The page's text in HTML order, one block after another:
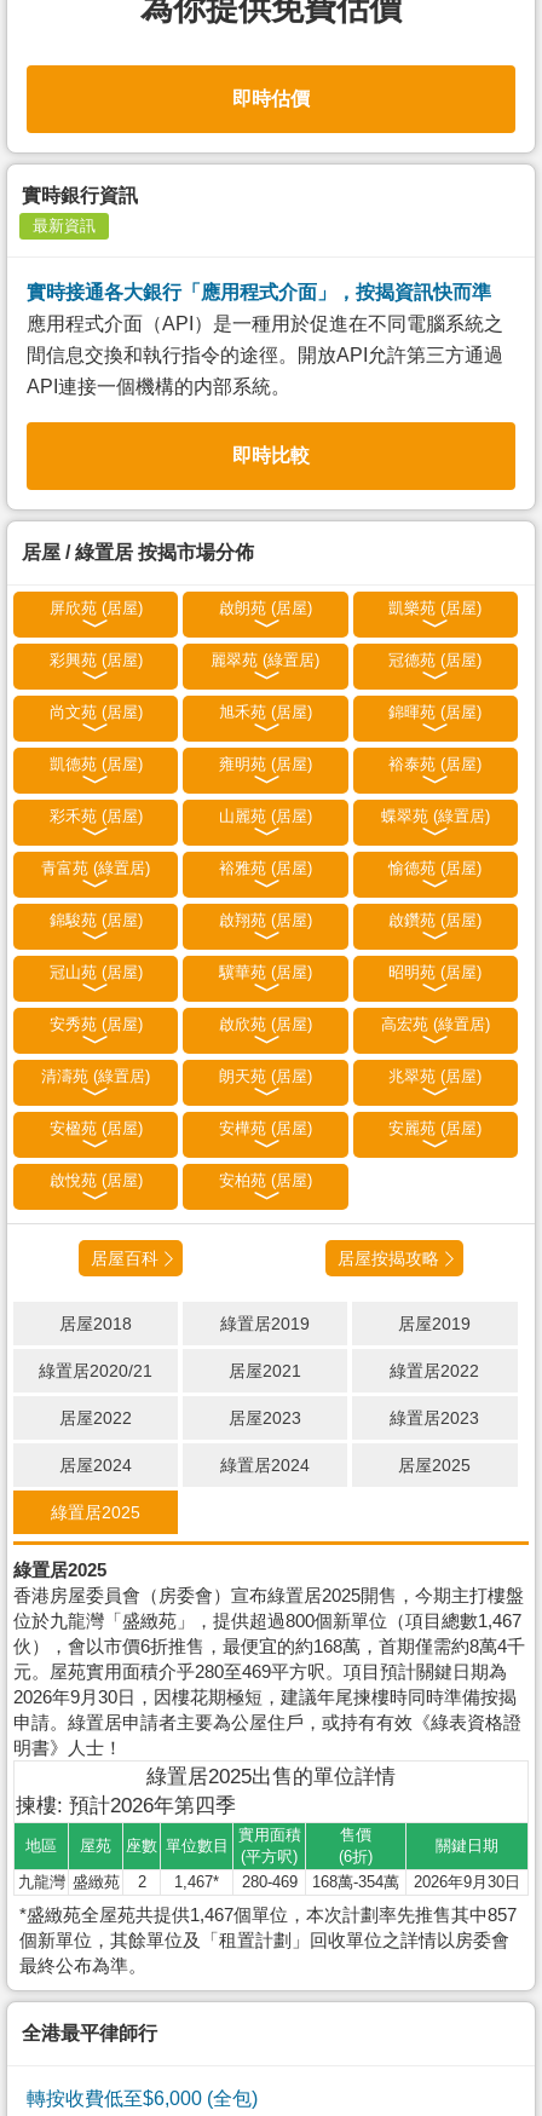
為你提供免費估價
即時估價
實時銀行資訊
最新資訊
實時接通各大銀行「應用程式介面」，按揭資訊快而準
應用程式介面（API）是一種用於促進在不同電腦系統之
間信息交換和執行指令的途徑。開放API允許第三方通過
API連接一個機構的内部系統。
即時比較
居屋 / 綠置居 按揭市場分佈
屏欣苑 (居屋) 啟朗苑 (居屋) 凱樂苑 (居屋)
彩興苑 (居屋) 麗翠苑 (綠置居) 冠德苑 (居屋)
尚文苑 (居屋) 旭禾苑 (居屋) 錦暉苑 (居屋)
凱德苑 (居屋) 雍明苑 (居屋) 裕泰苑 (居屋)
彩禾苑 (居屋) 山麗苑 (居屋) 蝶翠苑 (綠置居)
青富苑 (綠置居) 裕雅苑 (居屋) 愉德苑 (居屋)
錦駿苑 (居屋) 啟翔苑 (居屋) 啟鑽苑 (居屋)
冠山苑 (居屋) 驥華苑 (居屋) 昭明苑 (居屋)
安秀苑 (居屋) 啟欣苑 (居屋) 高宏苑 (綠置居)
清濤苑 (綠置居) 朗天苑 (居屋) 兆翠苑 (居屋)
安楹苑 (居屋) 安樺苑 (居屋) 安麗苑 (居屋)
啟悅苑 (居屋) 安柏苑 (居屋)
居屋百科 居屋按揭攻略
居屋2018 綠置居2019 居屋2019
綠置居2020/21 居屋2021 綠置居2022
居屋2022 居屋2023 綠置居2023
居屋2024 綠置居2024 居屋2025
綠置居2025
綠置居2025
香港房屋委員會（房委會）宣布綠置居2025開售，今期主打樓盤
位於九龍灣「盛緻苑」，提供超過800個新單位（項目總數1,467
伙），會以市價6折推售，最便宜的約168萬，首期僅需約8萬4千
元。屋苑實用面積介乎280至469平方呎。項目預計關鍵日期為
2026年9月30日，因樓花期極短，建議年尾揀樓時同時準備按揭
申請。綠置居申請者主要為公屋住戶，或持有有效《綠表資格證
明書》人士！
綠置居2025出售的單位詳情
揀樓: 預計2026年第四季
地區 屋苑 座數 單位數目
實用面積
(平方呎)
售價
(6折)
關鍵日期
九龍灣 盛緻苑 2 1,467* 280-469 168萬-354萬 2026年9月30日
*盛緻苑全屋苑共提供1,467個單位，本次計劃率先推售其中857
個新單位，其餘單位及「租置計劃」回收單位之詳情以房委會
最終公布為準。
全港最平律師行
轉按收費低至$6,000 (全包)